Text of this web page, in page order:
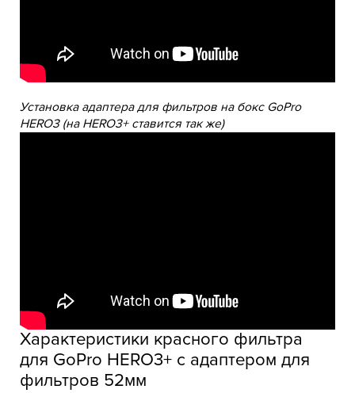
Установка адаптера для фильтров на бокс GoPro
HERO3 (на HERO3+ ставится так же)
Характеристики красного фильтра
для GoPro HERO3+ с адаптером для
фильтров 52мм